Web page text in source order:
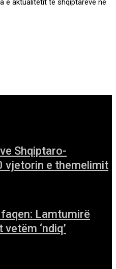
e aktualitetit te shqiptareve ne
Shqiptaro-
vjetorin e themelimit
Lamtumirë
‘ndiq’